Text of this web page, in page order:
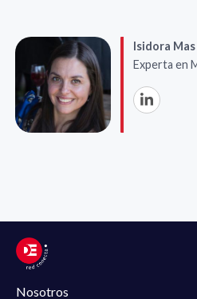
Isidora
Experta en
Nosotros